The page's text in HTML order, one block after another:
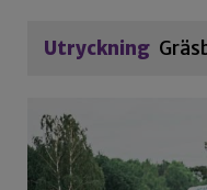
Utryckning